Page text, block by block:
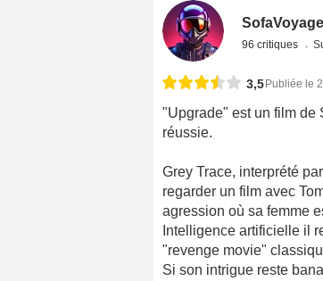
96 critiques
3,5 Publiée le
"Upgrade" est un film de
réussie.
Grey Trace, interprété
regarder un film avec
agression où sa femme
Intelligence artificielle il
"revenge movie"
Si son intrigue reste